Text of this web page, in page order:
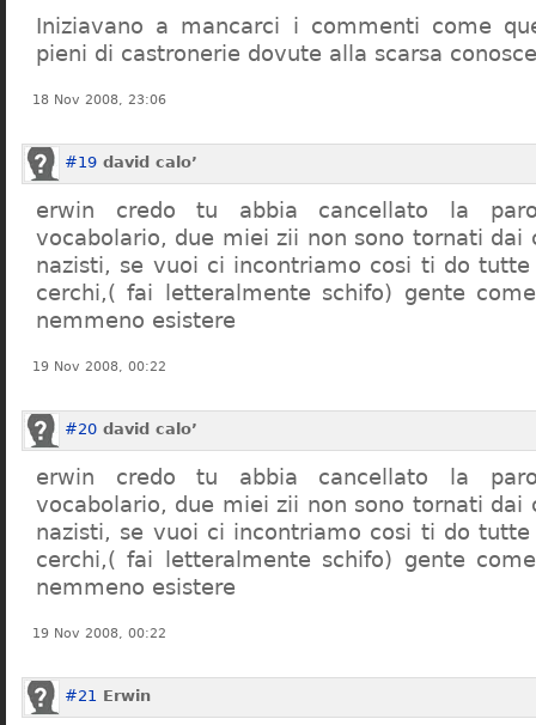
Iniziavano a mancarci i commenti come
pieni di castronerie dovute alla scarsa
18 Nov 2008, 23:06
#19 david calo’
erwin credo tu abbia cancellato la
vocabolario, due miei zii non sono tornati dai
nazisti, se vuoi ci incontriamo cosi ti do tutte
cerchi,( fai letteralmente schifo) gente
nemmeno esistere
19 Nov 2008, 00:22
#20 david calo’
erwin credo tu abbia cancellato la
vocabolario, due miei zii non sono tornati dai
nazisti, se vuoi ci incontriamo cosi ti do tutte
cerchi,( fai letteralmente schifo) gente
nemmeno esistere
19 Nov 2008, 00:22
#21 Erwin